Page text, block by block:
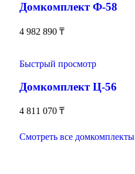
Домкомплект Ф-58
4 982 890 ₸
Быстрый просмотр
Домкомплект Ц-56
4 811 070 ₸
Смотреть все домкомплекты